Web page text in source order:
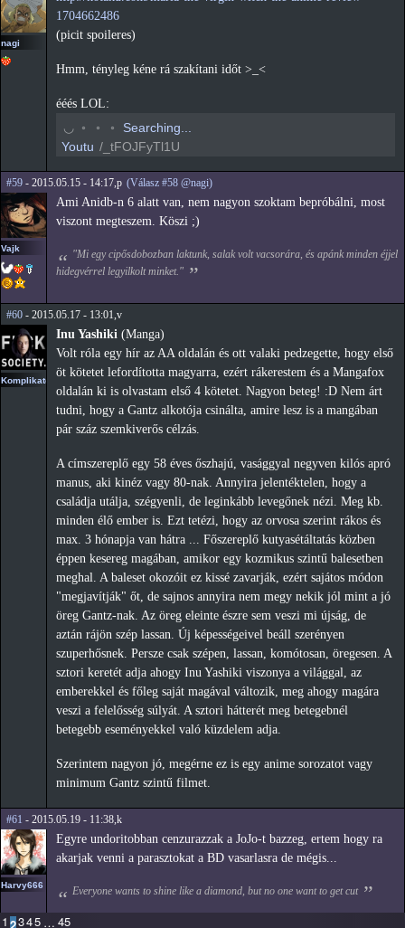
nagi
1704662486
(picit spoileres)
Hmm, tényleg kéne rá szakítani időt >_<
ééés LOL:
◠ ◦ ◦ ◦
Searching...
Youtu /_tFOJFyTl1U
#59 - 2015.05.15 - 14:17,p (Válasz #58 @nagi)
Vajk
Ami Anidb-n 6 alatt van, nem nagyon szoktam bepróbálni, most
viszont megteszem. Köszi ;)
"Mi egy cipősdobozban laktunk, salak volt vacsorára, és apánk minden éjjel
hidegvérrel legyilkolt minket."
#60 - 2015.05.17 - 13:01,v
Komplikato
Inu Yashiki (Manga)
Volt róla egy hír az AA oldalán és ott valaki pedzegette, hogy első
öt kötetet lefordította magyarra, ezért rákerestem és a Mangafox
oldalán ki is olvastam első 4 kötetet. Nagyon beteg! :D Nem árt
tudni, hogy a Gantz alkotója csinálta, amire lesz is a mangában
pár száz szemkiverős célzás.
A címszereplő egy 58 éves őszhajú, vasággyal negyven kilós apró
manus, aki kinéz vagy 80-nak. Annyira jelentéktelen, hogy a
családja utálja, szégyenli, de leginkább levegőnek nézi. Meg kb.
minden élő ember is. Ezt tetézi, hogy az orvosa szerint rákos és
max. 3 hónapja van hátra ... Főszereplő kutyasétáltatás közben
éppen kesereg magában, amikor egy kozmikus szintű balesetben
meghal. A baleset okozóit ez kissé zavarják, ezért sajátos módon
"megjavítják" őt, de sajnos annyira nem megy nekik jól mint a jó
öreg Gantz-nak. Az öreg eleinte észre sem veszi mi újság, de
aztán rájön szép lassan. Új képességeivel beáll szerényen
szuperhősnek. Persze csak szépen, lassan, komótosan, öregesen. A
sztori keretét adja ahogy Inu Yashiki viszonya a világgal, az
emberekkel és főleg saját magával változik, meg ahogy magára
veszi a felelősség súlyát. A sztori hátterét meg betegebnél
betegebb eseményekkel való küzdelem adja.
Szerintem nagyon jó, megérne ez is egy anime sorozatot vagy
minimum Gantz szintű filmet.
#61 - 2015.05.19 - 11:38,k
Harvy666
Egyre undoritobban cenzurazzak a JoJo-t bazzeg, ertem hogy ra
akarjak venni a parasztokat a BD vasarlasra de mégis...
Everyone wants to shine like a diamond, but no one want to get cut
1 345 … 45